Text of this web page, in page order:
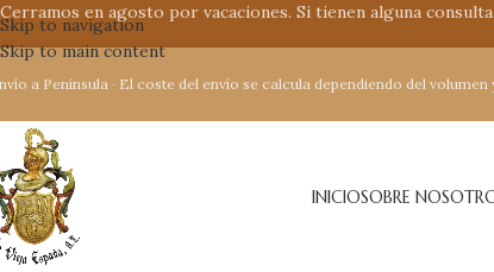
Skip to navigation
Skip to main content
a Península · El coste del envío se calcula dependiendo del volumen
INICIOSOBRE
Cerramos en agosto por vacaciones. Si tienen alguna